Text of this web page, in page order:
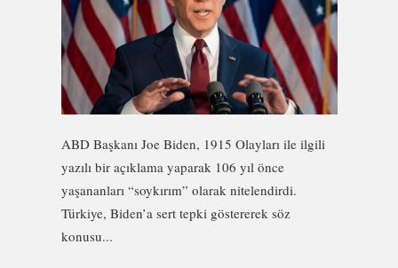
ABD Başkanı Joe Biden, 1915 Olayları ile ilgili
yazılı bir açıklama yaparak 106 yıl önce
yaşananları “soykırım” olarak nitelendirdi.
Türkiye, Biden’a sert tepki göstererek söz
konusu...